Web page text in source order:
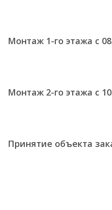
Монтаж 1-го этажа с
Монтаж 2-го этажа с
Принятие объекта